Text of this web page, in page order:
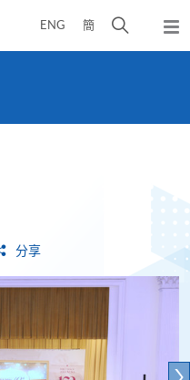
ENG 簡
開
彈
出
分享